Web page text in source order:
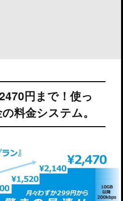
円まで！使っ
料金システム。